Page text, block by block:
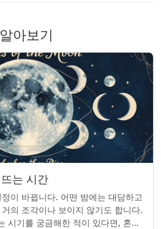
아보기
는 시간
이 바뀝니다. 어떤 밤에는 대담하고
의 조각이나 보이지 않기도 합니다.
시기를 궁금해한 적이 있다면, 혼자